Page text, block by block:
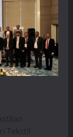
Tekstil